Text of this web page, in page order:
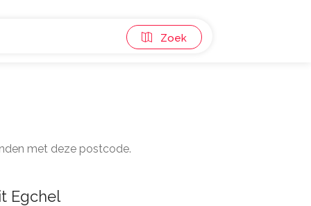
Zoek
met deze postcode.
Egchel